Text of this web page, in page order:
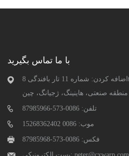
با ما تماس بگیرید
اضافه کردن: شماره 11 تار بافندگی 8th Rd, Warp Knitting
منطقه صنعتی، هاینینگ، ژجیانگ، چین
تلفن: 0086-573-87985966
موب: 0086 15268362402
فکس: 0086-573-87985968